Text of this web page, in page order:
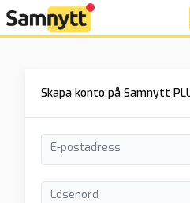
Skapa konto på Samnytt
E-postadress
Lösenord